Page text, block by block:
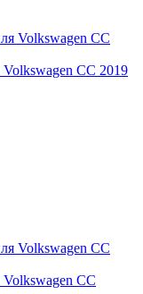
CC 2019
CC